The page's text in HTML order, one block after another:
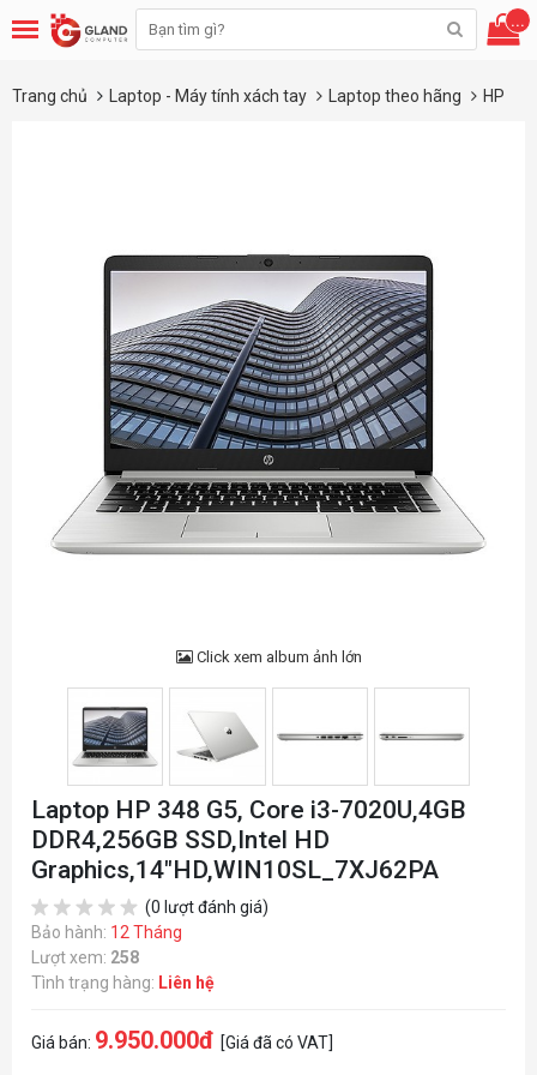
...
Trang chủ Laptop - Máy tính xách tay Laptop theo hãng HP
Click xem album ảnh lớn
Laptop HP 348 G5, Core i3-7020U,4GB
DDR4,256GB SSD,Intel HD
Graphics,14"HD,WIN10SL_7XJ62PA
(0 lượt đánh giá)
Bảo hành: 12 Tháng
Lượt xem: 258
Tình trạng hàng: Liên hệ
Giá bán: 9.950.000đ [Giá đã có VAT]